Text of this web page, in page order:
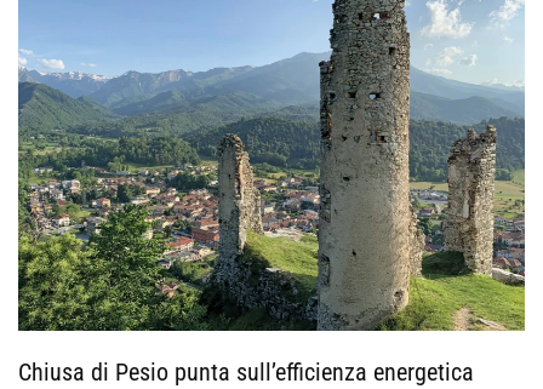
Chiusa di Pesio punta sull’efficienza energetica